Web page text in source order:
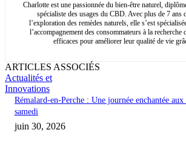
Charlotte est une passionnée du bien-être naturel,
spécialiste des usages du CBD. Avec plus de 7 ans
l’exploration des remèdes naturels, elle s’est
l’accompagnement des consommateurs à la recherche
efficaces pour améliorer leur qualité de vie
ARTICLES ASSOCIÉS
Actualités et
Innovations
Rémalard-en-Perche : Une journée enchantée
samedi
juin 30, 2026